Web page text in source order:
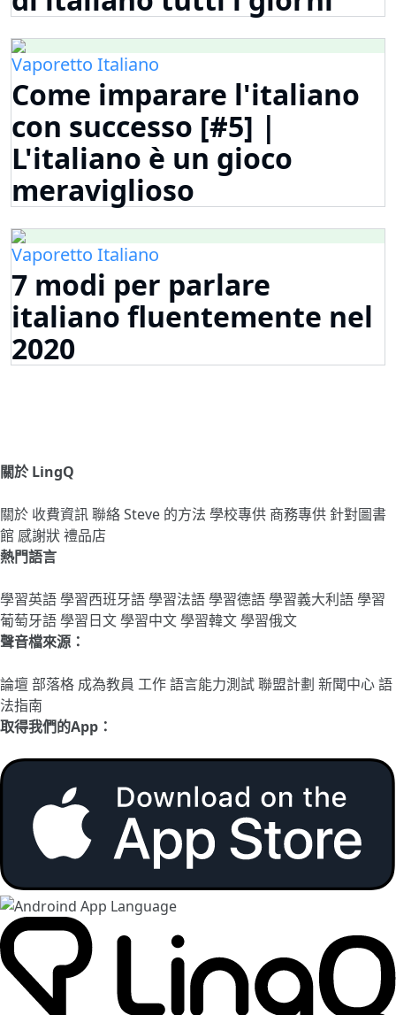
Vaporetto Italiano
Come imparare l'italiano
con successo [#5] |
L'italiano è un gioco
meraviglioso
Vaporetto Italiano
7 modi per parlare
italiano fluentemente nel
2020
關於 LingQ
關於 收費資訊聯絡Steve 的方法 學校專供 商務專供 針對圖書
館 感謝狀禮品店
熱門語言
學習英語學習西班牙語學習法語學習德語學習義大利語學習
葡萄牙語學習日文學習中文學習韓文學習俄文
聲音檔來源：
論壇部落格 成為教員 工作語言能力測試聯盟計劃 新聞中心語
法指南
取得我們的App：